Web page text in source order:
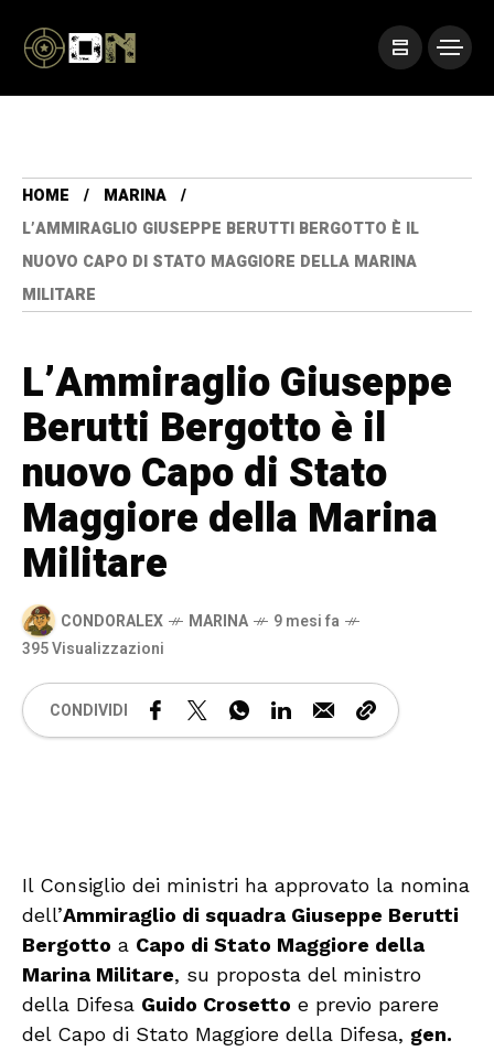
HOME
MARINA
L’AMMIRAGLIO GIUSEPPE BERUTTI BERGOTTO È IL
NUOVO CAPO DI STATO MAGGIORE DELLA MARINA
MILITARE
L’Ammiraglio Giuseppe
Berutti Bergotto è il
nuovo Capo di Stato
Maggiore della Marina
Militare
CONDORALEX MARINA
9 mesi fa
395 Visualizzazioni
CONDIVIDI
Il Consiglio dei ministri ha approvato la nomina
dell’Ammiraglio di squadra Giuseppe Berutti
Bergotto a Capo di Stato Maggiore della
Marina Militare, su proposta del ministro
della Difesa Guido Crosetto e previo parere
del Capo di Stato Maggiore della Difesa, gen.